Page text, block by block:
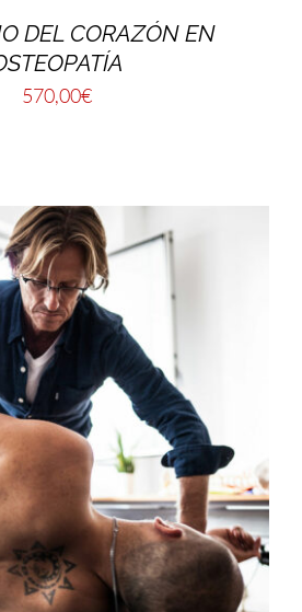
DEL CORAZÓN EN
570,00€